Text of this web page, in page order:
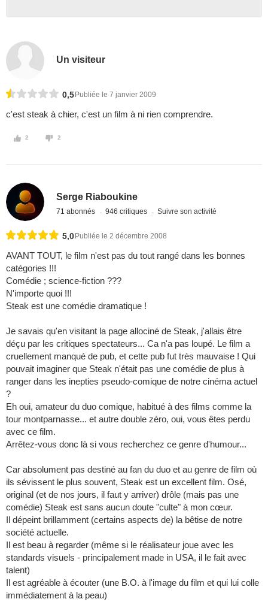
Un visiteur
0,5 Publiée le 7 janvier 2009
c'est steak à chier, c'est un film à ni rien comprendre.
2 2
Serge Riaboukine
71 abonnés 946 critiques Suivre son activité
5,0 Publiée le 2 décembre 2008
AVANT TOUT, le film n'est pas du tout rangé dans les bonnes
catégories !!!
Comédie ; science-fiction ???
N'importe quoi !!!
Steak est une comédie dramatique !
Je savais qu'en visitant la page allociné de Steak, j'allais être
déçu par les critiques spectateurs... Ca n'a pas loupé. Le film a
cruellement manqué de pub, et cette pub fut très mauvaise ! Qui
pouvait imaginer que Steak n'était pas une comédie de plus à
ranger dans les inepties pseudo-comique de notre cinéma actuel
?
Eh oui, amateur du duo comique, habitué à des films comme la
tour montparnasse... et autre double zéro, oui, vous êtes perdu
avec ce film.
Arrêtez-vous donc là si vous recherchez ce genre d'humour...
Car absolument pas destiné au fan du duo et au genre de film où
ils sévissent le plus souvent, Steak est un excellent film. Osé,
original (et de nos jours, il faut y arriver) drôle (mais pas une
comédie) Steak est sans aucun doute "culte" à mon cœur.
Il dépeint brillamment (certains aspects de) la bêtise de notre
société actuelle.
Il est beau à regarder (même si le réalisateur joue avec les
standards visuels - principalement made in USA, il le fait avec
talent)
Il est agréable à écouter (une B.O. à l'image du film et qui lui colle
immédiatement à la peau)